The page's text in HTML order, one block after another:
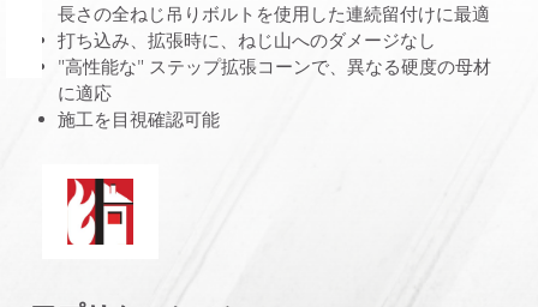
長さの全ねじ吊りボルトを使用した連続留付けに最適
打ち込み、拡張時に、ねじ山へのダメージなし
"高性能な" ステップ拡張コーンで、異なる硬度の母材
に適応
施工を目視確認可能
火炎耐性